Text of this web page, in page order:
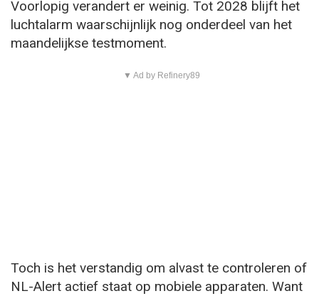
Voorlopig verandert er weinig. Tot 2028 blijft het
luchtalarm waarschijnlijk nog onderdeel van het
maandelijkse testmoment.
▼ Ad by Refinery89
Toch is het verstandig om alvast te controleren of
NL-Alert actief staat op mobiele apparaten. Want